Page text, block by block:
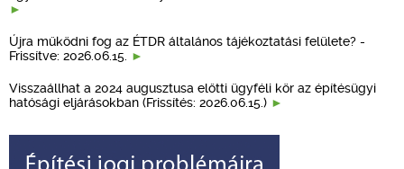
Újra működni fog az ÉTDR általános tájékoztatási felülete? -
Frissítve: 2026.06.15.
Visszaállhat a 2024 augusztusa előtti ügyféli kör az építésügyi
hatósági eljárásokban (Frissítés: 2026.06.15.)